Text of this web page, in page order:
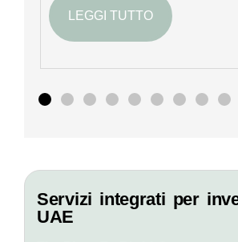
LEGGI TUTTO
Servizi integrati per
UAE